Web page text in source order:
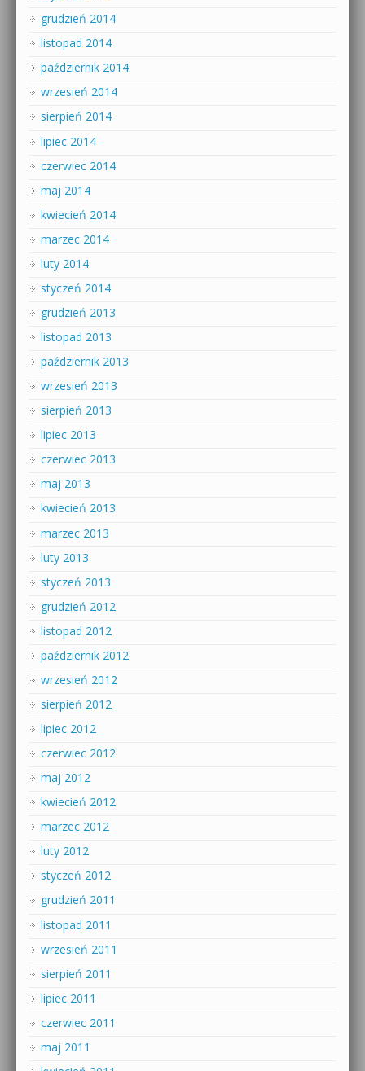
grudzień 2014
listopad 2014
październik 2014
wrzesień 2014
sierpień 2014
lipiec 2014
czerwiec 2014
maj 2014
kwiecień 2014
marzec 2014
luty 2014
styczeń 2014
grudzień 2013
listopad 2013
październik 2013
wrzesień 2013
sierpień 2013
lipiec 2013
czerwiec 2013
maj 2013
kwiecień 2013
marzec 2013
luty 2013
styczeń 2013
grudzień 2012
listopad 2012
październik 2012
wrzesień 2012
sierpień 2012
lipiec 2012
czerwiec 2012
maj 2012
kwiecień 2012
marzec 2012
luty 2012
styczeń 2012
grudzień 2011
listopad 2011
wrzesień 2011
sierpień 2011
lipiec 2011
czerwiec 2011
maj 2011